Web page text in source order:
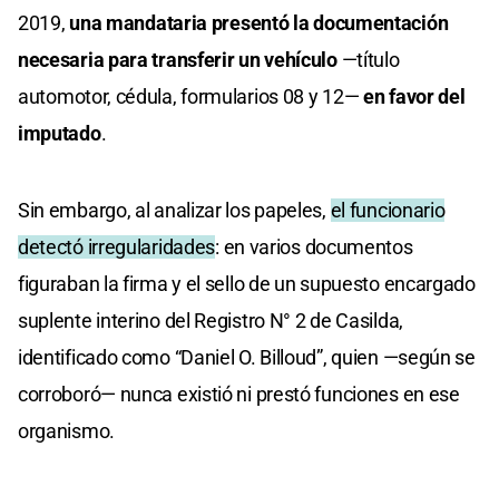
2019, una mandataria presentó la documentación
necesaria para transferir un vehículo—título
automotor, cédula, formularios 08 y 12—en favor del
imputado.
Sin embargo, al analizar los papeles, el funcionario
detectó irregularidades: en varios documentos
figuraban la firma y el sello de un supuesto encargado
suplente interino del Registro N° 2 de Casilda,
identificado como “Daniel O. Billoud”, quien —según se
corroboró— nunca existió ni prestó funciones en ese
organismo.